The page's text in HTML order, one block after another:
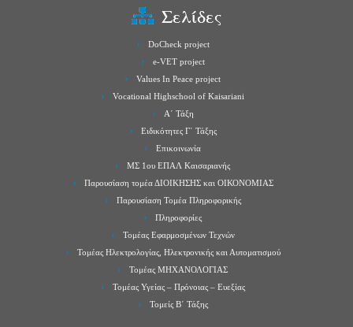
Σελίδες
DoCheck project
e-VET project
Values In Peace project
Vocational Highschool of Kaisariani
Α΄ Τάξη
Ειδικότητες Γ΄ Τάξης
Επικοινωνία
ΜΣ 1ου ΕΠΑΛ Καισαριανής
Παρουσίαση τομέα ΔΙΟΙΚΗΣΗΣ και ΟΙΚΟΝΟΜΙΑΣ
Παρουσίαση Τομέα Πληροφορικής
Πληροφορίες
Τομέας Εφαρμοσμένων Τεχνών
Τομέας Ηλεκτρολογίας, Ηλεκτρονικής και Αυτοματισμού
Τομέας ΜΗΧΑΝΟΛΟΓΙΑΣ
Τομέας Υγείας – Πρόνοιας – Ευεξίας
Τομείς Β΄ Τάξης